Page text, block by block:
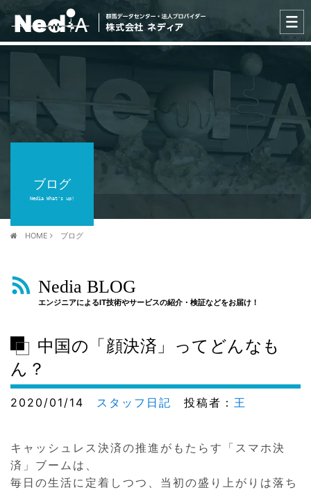
ブログ
Nedia What's up!
HOME ブログ
Nedia BLOG
エンジニアによるIT技術やサービスの紹介・検証などをお届け！
中国の「顔決済」ってどんなも
ん？
2020/01/14 スタッフ日記 投稿者： 王
キャッシュレス決済の推進がもたらす「スマホ決
済」ブームは、
毎日の生活に定着しつつ、当初の盛り上がりは落ち